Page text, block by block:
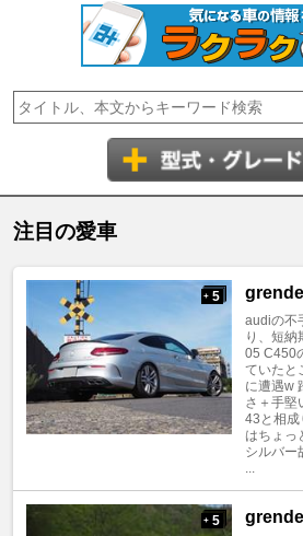
注目の愛車
+ 5
audiの不
り、短納
05 C450
ていたと
に遭遇w
さ＋手堅
43と相成
はちょっ
シルバー
...
+ 5